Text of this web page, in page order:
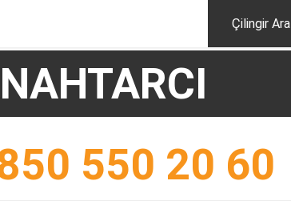
Çilingir Ara
550 20 60